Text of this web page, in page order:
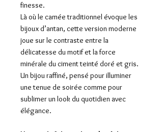
finesse.
Là où le camée traditionnel évoque les
bijoux d’antan, cette version moderne
joue sur le contraste entre la
délicatesse du motif et la force
minérale du ciment teinté doré et gris.
Un bijou raffiné, pensé pour illuminer
une tenue de soirée comme pour
sublimer un look du quotidien avec
élégance.